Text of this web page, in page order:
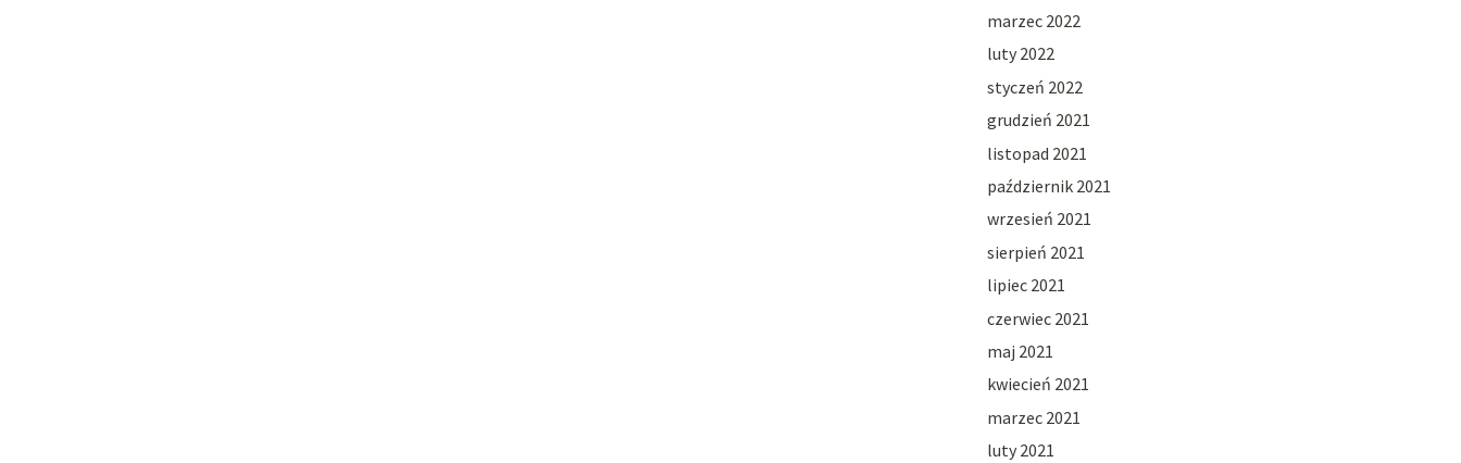
marzec 2022
luty 2022
styczeń 2022
grudzień 2021
listopad 2021
październik 2021
wrzesień 2021
sierpień 2021
lipiec 2021
czerwiec 2021
maj 2021
kwiecień 2021
marzec 2021
luty 2021